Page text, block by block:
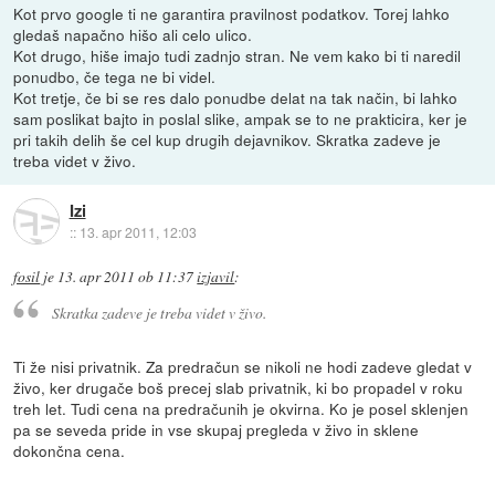
Kot prvo google ti ne garantira pravilnost podatkov. Torej lahko
gledaš napačno hišo ali celo ulico.
Kot drugo, hiše imajo tudi zadnjo stran. Ne vem kako bi ti naredil
ponudbo, če tega ne bi videl.
Kot tretje, če bi se res dalo ponudbe delat na tak način, bi lahko
sam poslikat bajto in poslal slike, ampak se to ne prakticira, ker je
pri takih delih še cel kup drugih dejavnikov. Skratka zadeve je
treba videt v živo.
Izi
:: 13. apr 2011, 12:03
fosil je 13. apr 2011 ob 11:37izjavil:
Skratka zadeve je treba videt v živo.
Ti že nisi privatnik. Za predračun se nikoli ne hodi zadeve gledat v
živo, ker drugače boš precej slab privatnik, ki bo propadel v roku
treh let. Tudi cena na predračunih je okvirna. Ko je posel sklenjen
pa se seveda pride in vse skupaj pregleda v živo in sklene
dokončna cena.